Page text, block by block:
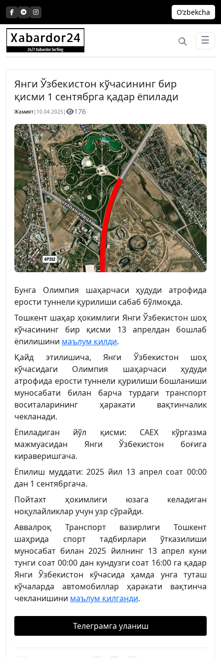
Skip
to
content
Oʻzbekcha
☰
Янги Ўзбекистон кўчасининг бир
қисми 1 сентябрга қадар ёпилади
Жамият| 10.04.2025 | 176
Бунга Олимпия шаҳарчаси ҳудуди атрофида
ерости туннели қурилиши сабаб бўлмоқда.
Тошкент шаҳар ҳокимлиги Янги Ўзбекистон шоҳ
кўчасининг бир қисми 13 апрелдан бошлаб
ёпилишини маълум қилди.
Қайд этилишича, Янги Ўзбекистон шоҳ
кўчасидаги Олимпия шаҳарчаси ҳудуди
атрофида ерости туннели қурилиши бошланиши
муносабати билан барча турдаги транспорт
воситаларининг ҳаракати вақтинчалик
чекланади.
Ёпиладиган йўл қисми: CAEX кўргазма
мажмуасидан Янги Ўзбекистон боғига
кираверишгача.
Ёпилиш муддати: 2025 йил 13 апрел соат 00:00
дан 1 сентябргача.
Пойтахт ҳокимлиги юзага келадиган
ноқулайликлар учун узр сўрайди.
Аввалроқ Транспорт вазирлиги Тошкент
шаҳрида спорт тадбирлари ўтказилиши
муносабат билан 2025 йилнинг 13 апрел куни
тунги соат 00:00 дан кундузги соат 16:00 га қадар
Янги Ўзбекистон кўчасида ҳамда унга туташ
кўчаларда автомобиллар ҳаракати вақтинча
чекланишини маълум қилганди.
Телеграмга уланиш